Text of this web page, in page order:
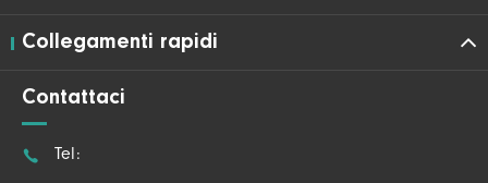
Collegamenti rapidi
Contattaci
 Tel: